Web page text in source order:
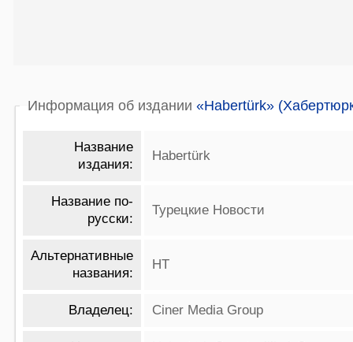
Информация об издании «Habertürk»
Название
издания:
Habertürk
Название по-
русски:
Турецкие Новости
Альтернативные
названия:
HT
Владелец: Ciner Media Group